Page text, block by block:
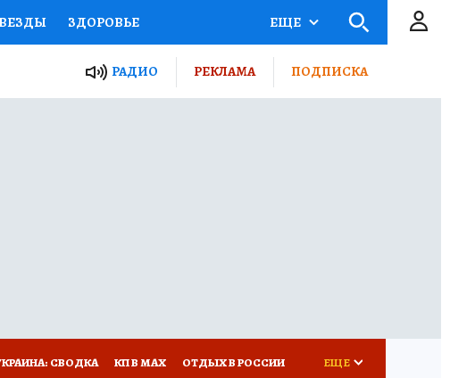
ЗДОРОВЬЕ
РОССИИ
ЕЩЕ
РАДИО РЕКЛАМА ПОДПИСКА
СВОДКА КП В МАХ ОТДЫХ В РОССИИ ЕЩЕ